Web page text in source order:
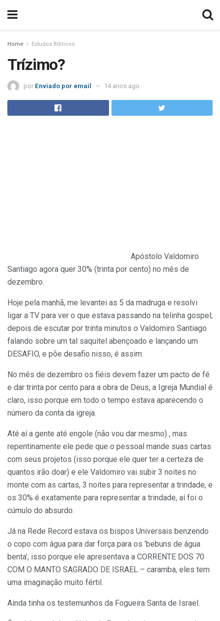
Home Estudos Bíblicos
Trízimo?
por Enviado por email 14 anos ago
Apóstolo Valdomiro
Santiago agora quer 30% (trinta por cento) no mês de
dezembro.
Hoje pela manhã, me levantei as 5 da madruga e resolvi
ligar a TV para ver o que estava passando na telinha gospel;
depois de escutar por trinta minutos o Valdomiro Santiago
falando sobre um tal saquitel abençoado e lançando um
DESAFIO, e põe desafio nisso, é assim:
No mês de dezembro os fiéis devem fazer um pacto de fé
e dar trinta por cento para a obra de Deus, a Igreja Mundial é
claro, isso porque em todo o tempo estava aparecendo o
número da conta da igreja.
Até aí a gente até engole (não vou dar mesmo) , mas
repentinamente ele pede que o pessoal mande suas cartas
com seus projetos (isso porque ele quer ter a certeza de
quantos irão doar) e ele Valdomiro vai subir 3 noites no
monte com as cartas, 3 noites para representar a trindade, e
os 30% é exatamente para representar a trindade, aí foi o
cúmulo do absurdo.
Já na Rede Record estava os bispos Universais benzendo
o copo com água para dar força para os ‘bebuns de água
benta’, isso porque ele apresentava a CORRENTE DOS 70
COM O MANTO SAGRADO DE ISRAEL – caramba, eles tem
uma imaginação muito fértil.
Ainda tinha os testemunhos da Fogueira Santa de Israel.